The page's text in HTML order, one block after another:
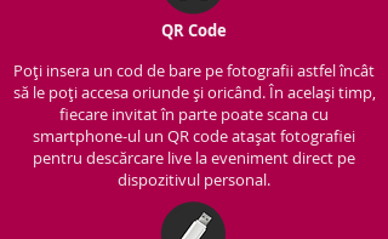
QR Code
Poți insera un cod de bare pe fotografii astfel încât
să le poți accesa oriunde și oricând. În același timp,
fiecare invitat în parte poate scana cu
smartphone-ul un QR code atașat fotografiei
pentru descărcare live la eveniment direct pe
dispozitivul personal.